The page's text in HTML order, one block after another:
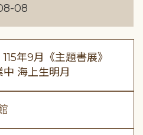
08
115年9月《主題書展》
海上生明月